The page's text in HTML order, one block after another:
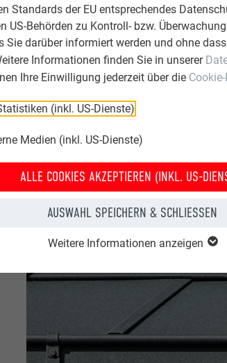
Standards der EU entsprechendes
US-Behörden zu Kontroll- bzw.
Sie darüber informiert werden und ohne
Informationen finden Sie in unserer
Ihre Einwilligung jederzeit über die
(inkl. US-Dienste)
Medien (inkl. US-Dienste)
ALLE COOKIES AKZEPTIEREN (INKL. US-
AUSWAHL SPEICHERN & SCHLIESSEN
Weitere Informationen anzeigen